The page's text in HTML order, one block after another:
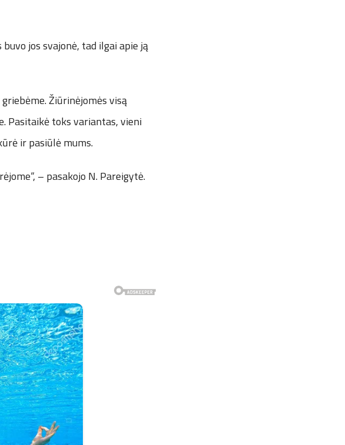
jos svajonė, tad ilgai apie ją
Žiūrinėjomės visą
Pasitaikė toks variantas, vieni
ir pasiūlė mums.
– pasakojo N. Pareigytė.